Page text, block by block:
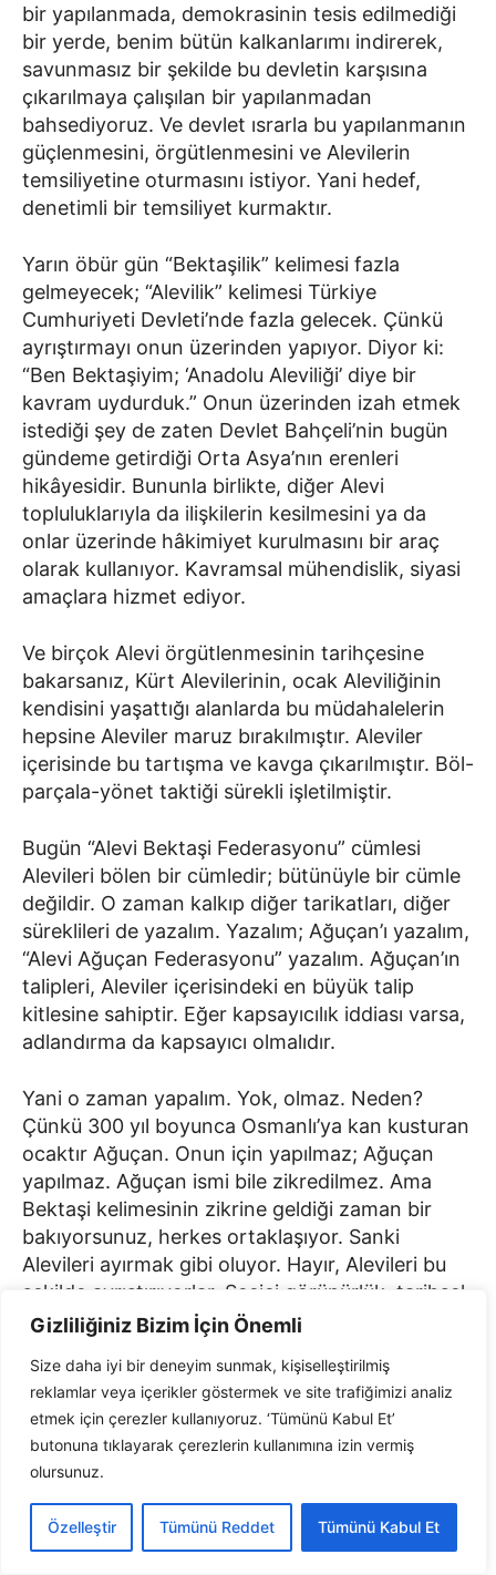
Gizliliğiniz Bizim İçin Önemli
Size daha iyi bir deneyim sunmak, kişiselleştirilmiş
reklamlar veya içerikler göstermek ve site trafiğimizi analiz
etmek için çerezler kullanıyoruz. ‘Tümünü Kabul Et’
butonuna tıklayarak çerezlerin kullanımına izin vermiş
olursunuz.
Özelleştir Tümünü Reddet Tümünü Kabul Et
bir yapılanmada, demokrasinin tesis edilmediği
bir yerde, benim bütün kalkanlarımı indirerek,
savunmasız bir şekilde bu devletin karşısına
çıkarılmaya çalışılan bir yapılanmadan
bahsediyoruz. Ve devlet ısrarla bu yapılanmanın
güçlenmesini, örgütlenmesini ve Alevilerin
temsiliyetine oturmasını istiyor. Yani hedef,
denetimli bir temsiliyet kurmaktır.
Yarın öbür gün “Bektaşilik” kelimesi fazla
gelmeyecek; “Alevilik” kelimesi Türkiye
Cumhuriyeti Devleti’nde fazla gelecek. Çünkü
ayrıştırmayı onun üzerinden yapıyor. Diyor ki:
“Ben Bektaşiyim; ‘Anadolu Aleviliği’ diye bir
kavram uydurduk.” Onun üzerinden izah etmek
istediği şey de zaten Devlet Bahçeli’nin bugün
gündeme getirdiği Orta Asya’nın erenleri
hikâyesidir. Bununla birlikte, diğer Alevi
topluluklarıyla da ilişkilerin kesilmesini ya da
onlar üzerinde hâkimiyet kurulmasını bir araç
olarak kullanıyor. Kavramsal mühendislik, siyasi
amaçlara hizmet ediyor.
Ve birçok Alevi örgütlenmesinin tarihçesine
bakarsanız, Kürt Alevilerinin, ocak Aleviliğinin
kendisini yaşattığı alanlarda bu müdahalelerin
hepsine Aleviler maruz bırakılmıştır. Aleviler
içerisinde bu tartışma ve kavga çıkarılmıştır. Böl-
parçala-yönet taktiği sürekli işletilmiştir.
Bugün “Alevi Bektaşi Federasyonu” cümlesi
Alevileri bölen bir cümledir; bütünüyle bir cümle
değildir. O zaman kalkıp diğer tarikatları, diğer
süreklileri de yazalım. Yazalım; Ağuçan’ı yazalım,
“Alevi Ağuçan Federasyonu” yazalım. Ağuçan’ın
talipleri, Aleviler içerisindeki en büyük talip
kitlesine sahiptir. Eğer kapsayıcılık iddiası varsa,
adlandırma da kapsayıcı olmalıdır.
Yani o zaman yapalım. Yok, olmaz. Neden?
Çünkü 300 yıl boyunca Osmanlı’ya kan kusturan
ocaktır Ağuçan. Onun için yapılmaz; Ağuçan
yapılmaz. Ağuçan ismi bile zikredilmez. Ama
Bektaşi kelimesinin zikrine geldiği zaman bir
bakıyorsunuz, herkes ortaklaşıyor. Sanki
Alevileri ayırmak gibi oluyor. Hayır, Alevileri bu
şekilde ayrıştırıyorlar. Seçici görünürlük, tarihsel
hesaplarla belirleniyor.
Alevileri tekleştiriyorlar, Alevileri asimile
ediyorlar. Alevilerde“Yol bir, sürek bin bir”
idiasını öldürüyorlar. Birçok hikâyemizi, birçok
kuralımızı, kaidemizi ortadan kaldırıyorlar.
geleneğindeki örgütlenme biçim ve tarzını,
Alevilere dayatıyorlar. Makul Alevilik böyel